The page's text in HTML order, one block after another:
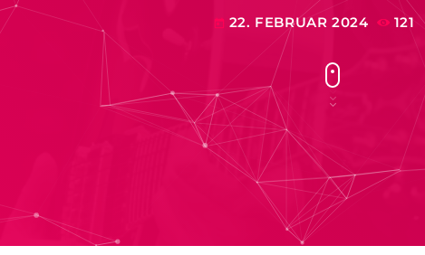
today 22. FEBRUAR 2024 121